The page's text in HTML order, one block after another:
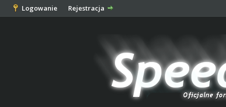
Logowanie Rejestracja